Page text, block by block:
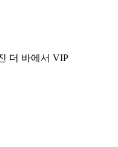
더 바에서 VIP